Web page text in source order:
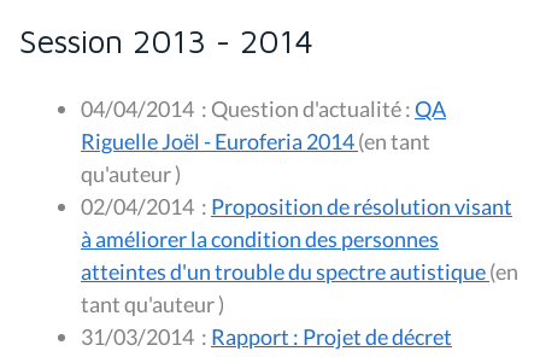
Session 2013 - 2014
04/04/2014 : Question d'actualité :QA
Riguelle Joël - Euroferia 2014(en tant
qu'auteur )
02/04/2014 : Proposition de résolution visant
à améliorer la condition des personnes
atteintes d'un trouble du spectre autistique(en
tant qu'auteur )
31/03/2014 : Rapport : Projet de décret